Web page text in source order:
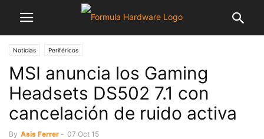
Noticias Periféricos
MSI anuncia los Gaming
Headsets DS502 7.1 con
cancelación de ruido activa
By Asis Ferrer - 07 Oct 15